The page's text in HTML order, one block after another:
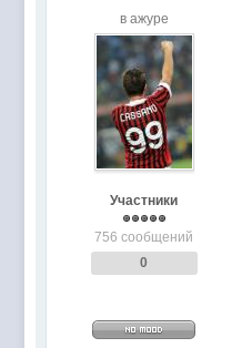
в ажуре
Участники
756 сообщений
0